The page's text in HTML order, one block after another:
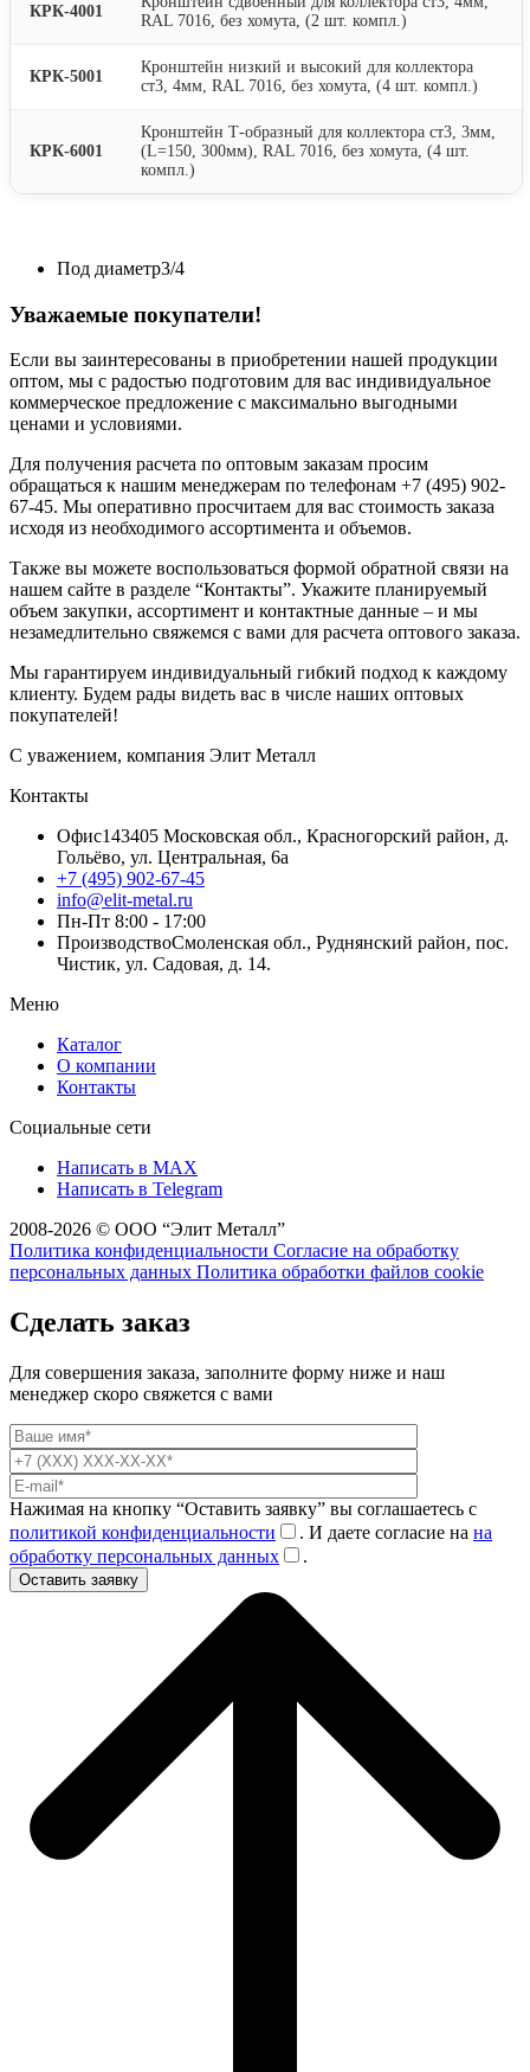
КРК-4001
RAL 7016, без хомута, (2 шт. компл.)
КРК-5001
Кронштейн низкий и высокий для коллектора
ст3, 4мм, RAL 7016, без хомута, (4 шт. компл.)
КРК-6001
Кронштейн Т-образный для коллектора ст3, 3мм,
(L=150, 300мм), RAL 7016, без хомута, (4 шт.
компл.)
Под диаметр3/4
Уважаемые покупатели!
Если вы заинтересованы в приобретении нашей продукции
оптом, мы с радостью подготовим для вас индивидуальное
коммерческое предложение с максимально выгодными
ценами и условиями.
Для получения расчета по оптовым заказам просим
обращаться к нашим менеджерам по телефонам +7 (495) 902-
67-45. Мы оперативно просчитаем для вас стоимость заказа
исходя из необходимого ассортимента и объемов.
Также вы можете воспользоваться формой обратной связи на
нашем сайте в разделе “Контакты”. Укажите планируемый
объем закупки, ассортимент и контактные данные – и мы
незамедлительно свяжемся с вами для расчета оптового заказа.
Мы гарантируем индивидуальный гибкий подход к каждому
клиенту. Будем рады видеть вас в числе наших оптовых
покупателей!
С уважением, компания Элит Металл
Контакты
Офис143405 Московская обл., Красногорский район, д.
Гольёво, ул. Центральная, 6a
+7 (495) 902-67-45
info@elit-metal.ru
Пн-Пт 8:00 - 17:00
ПроизводствоСмоленская обл., Руднянский район, пос.
Чистик, ул. Садовая, д. 14.
Меню
Каталог
О компании
Контакты
Социальные сети
Написать в MAX
Написать в Telegram
2008-2026 © ООО “Элит Металл”
Политика конфиденциальности Согласие на обработку
персональных данных Политика обработки файлов cookie
Сделать заказ
Для совершения заказа, заполните форму ниже и наш
менеджер скоро свяжется с вами
Нажимая на кнопку “Оставить заявку” вы соглашаетесь с
политикой конфиденциальности
. И даете согласие на на
обработку персональных данных
.
Оставить заявку